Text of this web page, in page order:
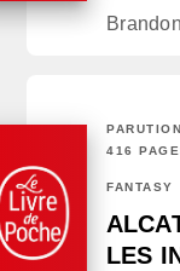
416
FANTASY
LES